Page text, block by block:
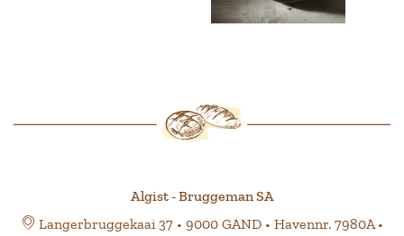
Algist - Bruggeman SA
Langerbruggekaai 37 • 9000 GAND • Havennr. 7980A •